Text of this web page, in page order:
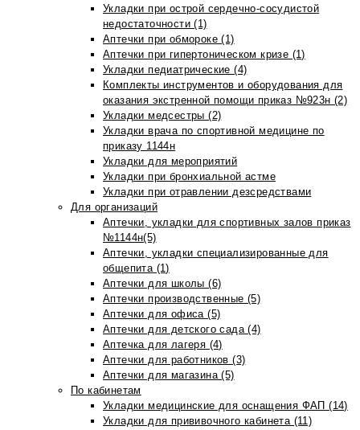
Укладки при острой сердечно-сосудистой
недостаточности (1)
Аптечки при обмороке (1)
Аптечки при гипертоническом кризе (1)
Укладки педиатрические (4)
Комплекты инструментов и оборудования для
оказания экстренной помощи приказ №923н (2)
Укладки медсестры (2)
Укладки врача по спортивной медицине по
приказу 1144н
Укладки для мероприятий
Укладки при бронхиальной астме
Укладки при отравлении дезсредствами
Для организаций
Аптечки, укладки для спортивных залов приказ
№1144н(5)
Аптечки, укладки специализированные для
общепита (1)
Аптечки для школы (6)
Аптечки производственные (5)
Аптечки для офиса (5)
Аптечки для детского сада (4)
Аптечка для лагеря (4)
Аптечки для работников (3)
Аптечки для магазина (5)
По кабинетам
Укладки медицинские для оснащения ФАП (14)
Укладки для прививочного кабинета (11)